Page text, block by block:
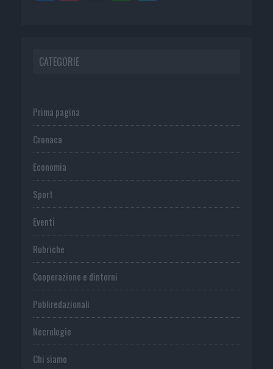
CATEGORIE
Prima pagina
Cronaca
Economia
Sport
Eventi
Rubriche
Cooperazione e dintorni
Publiredazionali
Necrologie
Chi siamo